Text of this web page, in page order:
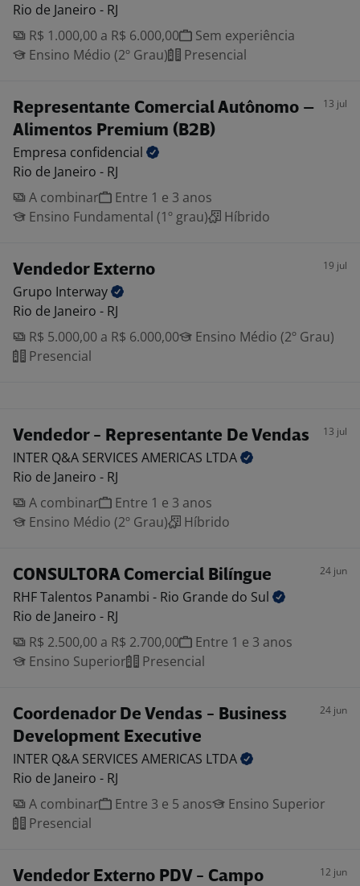
Rio de Janeiro - RJ
R$ 1.000,00 a R$ 6.000,00
Sem experiência
Ensino Médio (2º Grau)
Presencial
Representante Comercial Autônomo –
Alimentos Premium (B2B)
13 jul
Empresa confidencial
Rio de Janeiro - RJ
A combinar
Entre 1 e 3 anos
Ensino Fundamental (1º grau)
Híbrido
Vendedor Externo 19 jul
Grupo Interway
Rio de Janeiro - RJ
R$ 5.000,00 a R$ 6.000,00
Ensino Médio (2º Grau)
Presencial
Vendedor - Representante De Vendas 13 jul
INTER Q&A SERVICES AMERICAS LTDA
Rio de Janeiro - RJ
A combinar
Entre 1 e 3 anos
Ensino Médio (2º Grau)
Híbrido
CONSULTORA Comercial Bilíngue 24 jun
RHF Talentos Panambi - Rio Grande do Sul
Rio de Janeiro - RJ
R$ 2.500,00 a R$ 2.700,00
Entre 1 e 3 anos
Ensino Superior
Presencial
Coordenador De Vendas - Business
Development Executive
24 jun
INTER Q&A SERVICES AMERICAS LTDA
Rio de Janeiro - RJ
A combinar
Entre 3 e 5 anos
Ensino Superior
Presencial
Vendedor Externo PDV - Campo 12 jun